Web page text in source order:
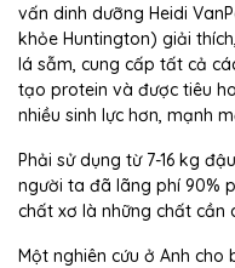
vấn dinh dưỡng Heidi
khỏe Huntington) giải
lá sẫm, cung cấp tất cả
tạo protein và được tiêu
nhiều sinh lực hơn, mạnh
Phải sử dụng từ 7-16 kg
người ta đã lãng phí 90%
chất xơ là những chất cần
Một nghiên cứu ở Anh cho